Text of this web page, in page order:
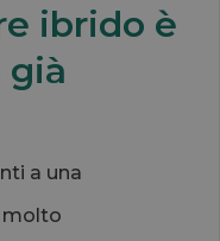
ibrido è
già
a una
molto